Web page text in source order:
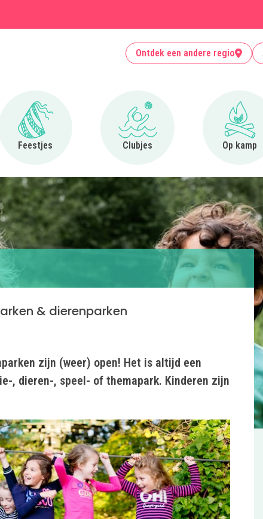
Ontdek een andere regio
Feestjes
Ga naar Feestjes
Clubjes
Ga naar Clubjes
Op kamp
Ga
& dierenparken
zijn (weer) open! Het is altijd een
, dieren-, speel- of themapark. Kinderen zijn